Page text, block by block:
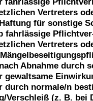
Vertreters
für sonstige
fahrlässige
Vertreters
Abnahme durch
gewaltsame
durch normale/n
Verschleiß (z. B. bei